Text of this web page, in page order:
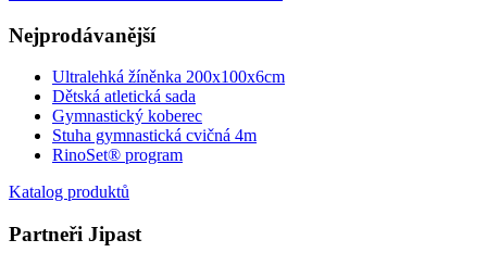
Nejprodávanější
Ultralehká žíněnka 200x100x6cm
Dětská atletická sada
Gymnastický koberec
Stuha gymnastická cvičná 4m
RinoSet® program
Katalog produktů
Partneři Jipast